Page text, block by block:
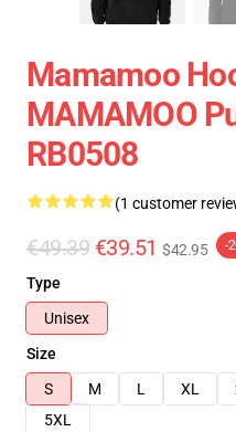
Mamamoo
MAMAMOO
RB0508
(1 customer
€49.39 €39.51 $42.95 -
Type
Unisex
Size
S
M L XL
5XL